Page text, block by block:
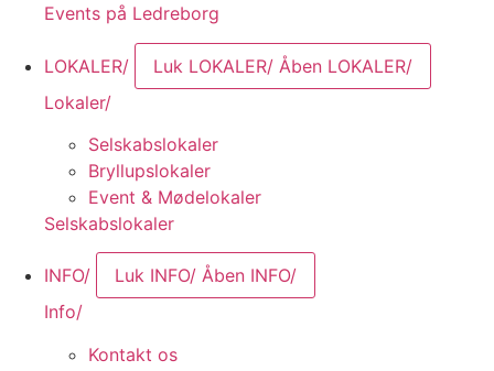
Events på Ledreborg
LOKALER/ Luk LOKALER/ Åben LOKALER/
Lokaler/
Selskabslokaler
Bryllupslokaler
Event & Mødelokaler
Selskabslokaler
INFO/ Luk INFO/ Åben INFO/
Info/
Kontakt os